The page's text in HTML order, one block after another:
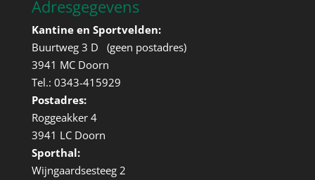
Adresgegevens
Kantine en Sportvelden:
Buurtweg 3 D (geen postadres)
3941 MC Doorn
Tel.: 0343-415929
Postadres:
Roggeakker 4
3941 LC Doorn
Sporthal:
Wijngaardsesteeg 2